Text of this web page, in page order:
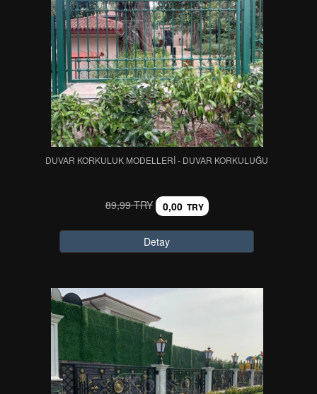
DUVAR KORKULUK MODELLERİ - DUVAR KORKULUĞU
89,99 TRY 0,00 TRY
Detay